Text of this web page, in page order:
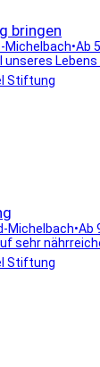
bringen
Michelbach•Ab
unseres
Stiftung
Michelbach•Ab
sehr
Stiftung